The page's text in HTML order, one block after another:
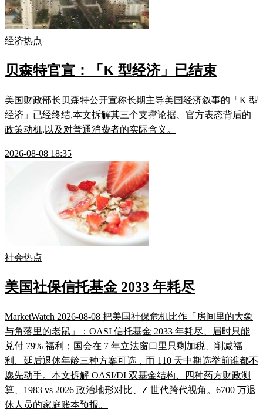
经济热点
贝森特官宣：「K 型经济」已结束
美国财政部长贝森特公开宣称长期主导美国经济叙事的「K 型
经济」已经终结,本文拆解其三个支撑论据、官方表态背后的
政策动机,以及对普通消费者的实际含义。
2026-08-08 18:35
社会热点
美国社保信托基金 2033 年耗尽
MarketWatch 2026-08-08 把美国社保危机比作「房间里的大象
与角落里的老鼠」：OASI 信托基金 2033 年耗尽、届时只能
兑付 79% 福利；国会在 7 年立法窗口里只剩加税、削减福
利、延后退休年龄三种方案可选，而 110 天中期选举前谁都不
愿先动手。本文拆解 OASI/DI 双基金结构、四种药方财政测
算、1983 vs 2026 政治地形对比、Z 世代跨代视角。6700 万退
休人员的家庭账本预报。